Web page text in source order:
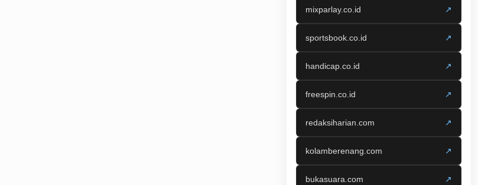
mixparlay.co.id ↗
sportsbook.co.id ↗
handicap.co.id ↗
freespin.co.id ↗
redaksiharian.com ↗
kolamberenang.com ↗
bukasuara.com ↗